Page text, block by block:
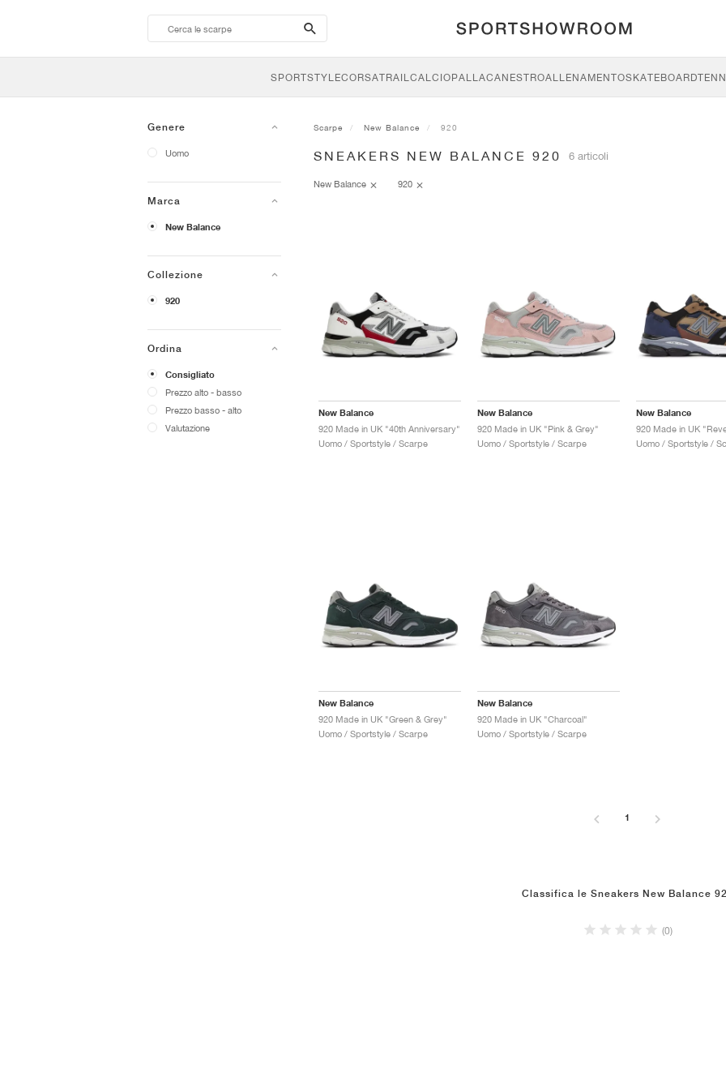
search-
btn
SPORTSTYLECORSATRAILCALCIOPALLACANESTROALLENAMENTOSKATEBOARD
Genere
Uomo
Marca
New Balance
Collezione
920
Ordina
Consigliato
Prezzo alto - basso
Prezzo basso - alto
Valutazione
Scarpe New Balance 920
SNEAKERS NEW BALANCE 920 6 articoli
New Balance 920
New Balance
920 Made in UK "40th Anniversary"
Uomo / Sportstyle / Scarpe
New Balance
920 Made in UK "Pink & Grey"
Uomo / Sportstyle / Scarpe
New Balance
920 Made in UK
Uomo / Sportstyle /
New Balance
920 Made in UK "Green & Grey"
Uomo / Sportstyle / Scarpe
New Balance
920 Made in UK "Charcoal"
Uomo / Sportstyle / Scarpe
1
Classifica le Sneakers New Balance
(0)